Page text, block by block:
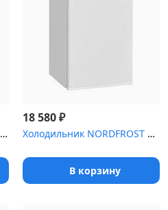
Холодильник SMEG FAB30ROR5 (стиль 50-х годов, 60 см, оранжевый, п...
18 580₽
Холодильник NORDFROST NR 404 W
В корзину